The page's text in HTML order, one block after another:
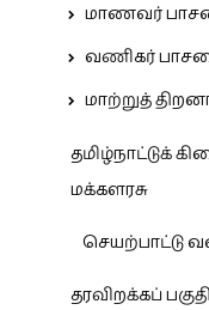
மாணவர்
வணிகர்
மாற்றுத்
தமிழ்நாட்டுக்
மக்களரசு
செயற்பாட்டு
தரவிறக்கப் பகுதி